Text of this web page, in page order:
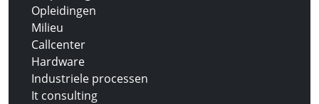
Opleidingen
Milieu
Callcenter
Hardware
Industriele processen
It consulting